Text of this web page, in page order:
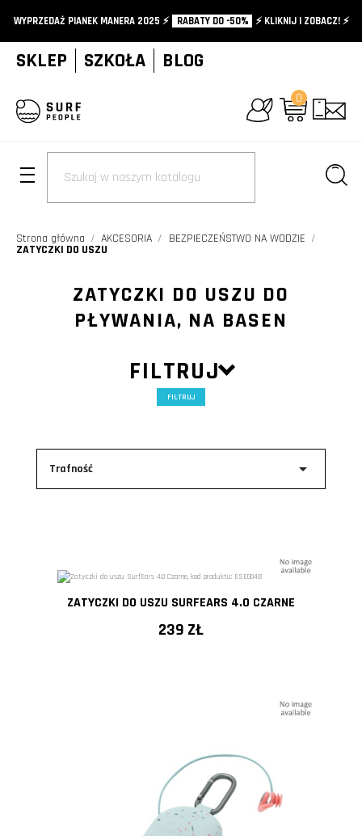
WYPRZEDAŻ PIANEK MANERA 2025 ⚡️ RABATY DO -50% ⚡️ KLIKNIJ I ZOBACZ! ⚡️
SKLEP SZKOŁA BLOG
0
+
Strona główna AKCESORIA BEZPIECZEŃSTWO NA WODZIE
ZATYCZKI DO USZU
FILTRUJ
FILTRUJ
ZATYCZKI DO USZU DO
PŁYWANIA, NA BASEN
Trafność 
ZATYCZKI DO USZU SURFEARS 4.0 CZARNE
239 ZŁ